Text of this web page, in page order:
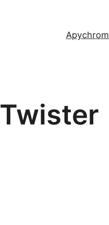
Apychrom
Twister